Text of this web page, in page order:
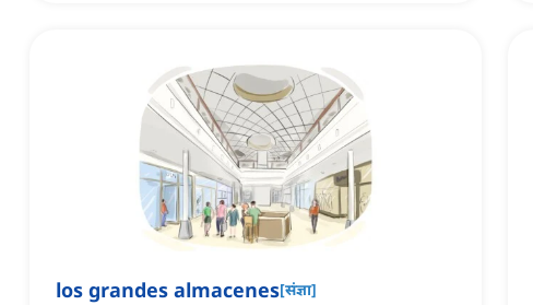
los grandes almacenes[संज्ञा]